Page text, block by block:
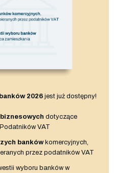
2026 jest już dostępny!
dotyczące
VAT
bankówkomercyjnych,
przez podatników VAT
wyboru banków w